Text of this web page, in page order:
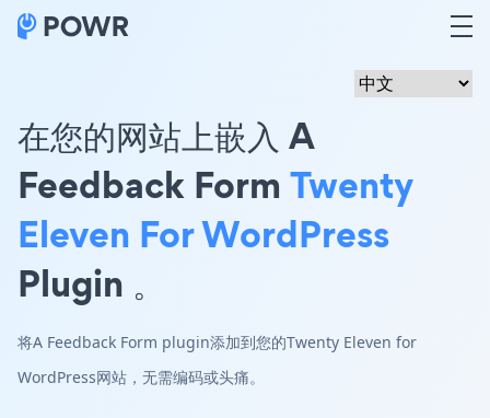
在您的网站上嵌入 A
Feedback Form Twenty
Eleven For WordPress
Plugin 。
将A Feedback Form plugin添加到您的Twenty Eleven for
WordPress网站，无需编码或头痛。